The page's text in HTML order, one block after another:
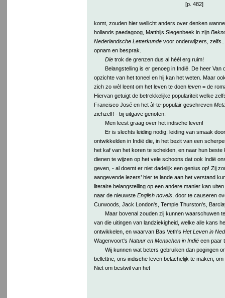
[p. 482]
komt, zouden hier wellicht anders over denken
hollands paedagoog, Matthijs Siegenbeek in zijn
Nederlandsche Letterkundevoor onderwijzers,
opnam en besprak.
Dietrok de grenzen dus al héél erg ruim!
Belangstelling is er genoeg in Indië. De heer Van
opzichte van het toneel en hij kan het weten. Maar
zich zo wèl leent om het leven te doen leven= de
Hiervan getuigt de betrekkelijke populariteit welke
Francisco José en het àl-te-populair geschreven
zichzelf! - bij uitgave genoten.
Men leest graag over het indische leven!
Er is slechts leiding nodig; leiding van smaak
ontwikkelden in Indië die, in het bezit van een
het kaf van het koren te scheiden, en naar hun beste
dienen te wijzen op het vele schoons dat ook Indië
geven, - al doemt er niet dadelijk een genius op! Zij
aangevende lezers’ hier te lande aan het verstand
literaire belangstelling op een andere manier kan
naar de nieuwste English novels, door te causeren
Curwoods, Jack London's, Temple Thurston's,
Maar bovenal zouden zij kunnen waarschuwen
van die uitingen van landziekigheid, welke alle kans
ontwikkelen, en waarvan Bas Veth's Het Leven in
Wagenvoort's Natuur en Menschen in Indiëeen paar
Wij kunnen wat beters gebruiken dan pogingen
bellettrie, ons indische leven belachelijk te maken,
Niet om bestwil van het